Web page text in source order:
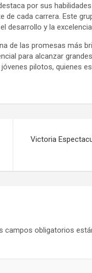
por sus
de cada carrera. Este
desarrollo y la
de las promesas más
para alcanzar
pilotos, quienes
Victoria
campos obligatorios